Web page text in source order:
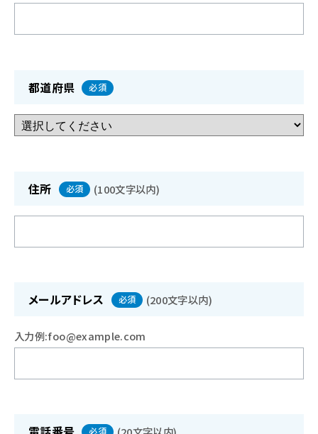
都道府県 必須
住所 必須 (100文字以内)
メールアドレス 必須 (200文字以内)
入力例:foo@example.com
必須